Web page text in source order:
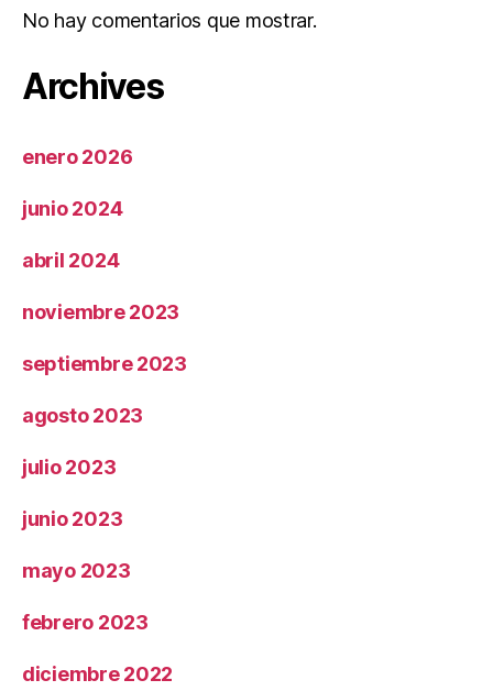
No hay comentarios que mostrar.
Archives
enero 2026
junio 2024
abril 2024
noviembre 2023
septiembre 2023
agosto 2023
julio 2023
junio 2023
mayo 2023
febrero 2023
diciembre 2022